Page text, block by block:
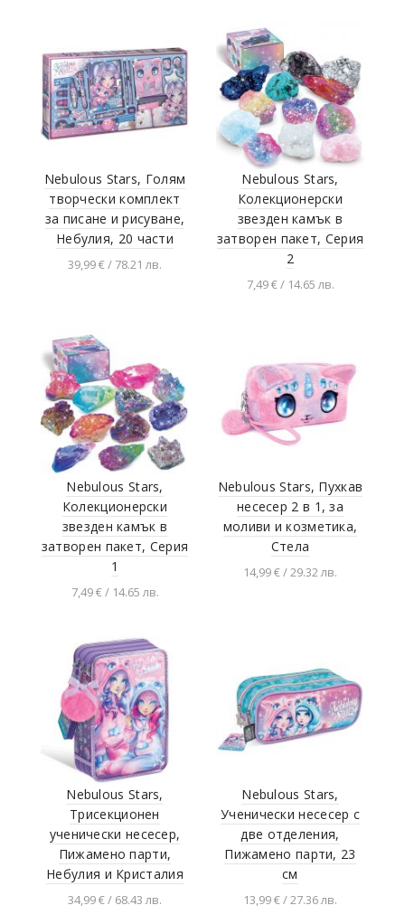
Nebulous Stars, Голям
творчески комплект
за писане и рисуване,
Небулия, 20 части
39,99 € / 78.21 лв.
Nebulous Stars,
Колекционерски
звезден камък в
затворен пакет, Серия
2
7,49 € / 14.65 лв.
Nebulous Stars,
Колекционерски
звезден камък в
затворен пакет, Серия
1
7,49 € / 14.65 лв.
Nebulous Stars, Пухкав
несесер 2 в 1, за
моливи и козметика,
Стела
14,99 € / 29.32 лв.
Nebulous Stars,
Трисекционен
ученически несесер,
Пижамено парти,
Небулия и Кристалия
34,99 € / 68.43 лв.
Nebulous Stars,
Ученически несесер с
две отделения,
Пижамено парти, 23
см
13,99 € / 27.36 лв.